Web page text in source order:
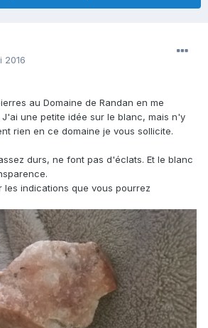
2016
au Domaine de Randan en me
une petite idée sur le blanc, mais n'y
rien en ce domaine je vous sollicite.
durs, ne font pas d'éclats. Et le blanc
les indications que vous pourrez